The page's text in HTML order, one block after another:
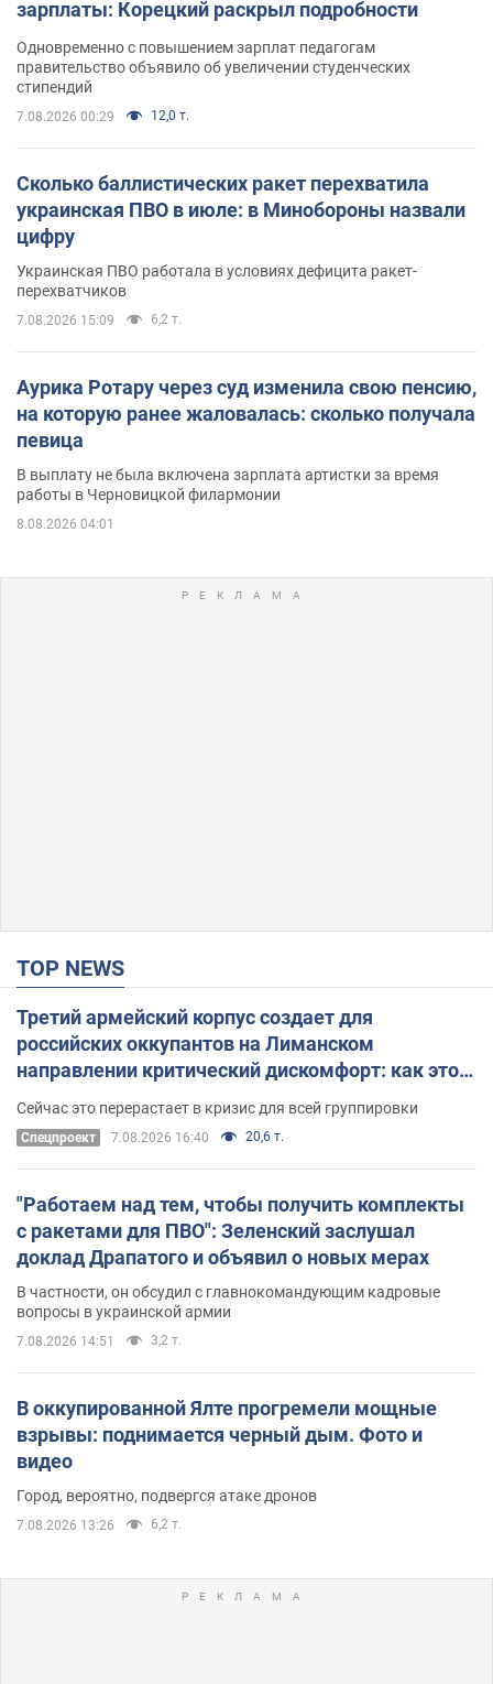
зарплаты: Корецкий раскрыл подробности
Одновременно с повышением зарплат педагогам
правительство объявило об увеличении студенческих
стипендий
7.08.2026 00:29 12,0 т.
Сколько баллистических ракет перехватила
украинская ПВО в июле: в Минобороны назвали
цифру
Украинская ПВО работала в условиях дефицита ракет-
перехватчиков
7.08.2026 15:09 6,2 т.
Аурика Ротару через суд изменила свою пенсию,
на которую ранее жаловалась: сколько получала
певица
В выплату не была включена зарплата артистки за время
работы в Черновицкой филармонии
8.08.2026 04:01
TOP NEWS
Третий армейский корпус создает для
российских оккупантов на Лиманском
направлении критический дискомфорт: как это
удалось
Сейчас это перерастает в кризис для всей группировки
Спецпроект 7.08.2026 16:40 20,6 т.
"Работаем над тем, чтобы получить комплекты
с ракетами для ПВО": Зеленский заслушал
доклад Драпатого и объявил о новых мерах
В частности, он обсудил с главнокомандующим кадровые
вопросы в украинской армии
7.08.2026 14:51 3,2 т.
В оккупированной Ялте прогремели мощные
взрывы: поднимается черный дым. Фото и
видео
Город, вероятно, подвергся атаке дронов
7.08.2026 13:26 6,2 т.